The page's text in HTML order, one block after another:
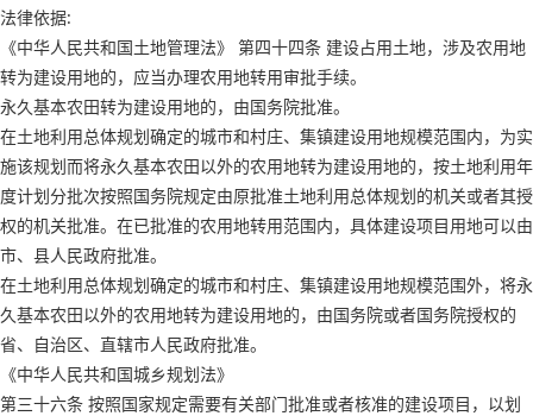
法律依据:
《中华人民共和国土地管理法》 第四十四条 建设占用土地，涉及农用地
转为建设用地的，应当办理农用地转用审批手续。
永久基本农田转为建设用地的，由国务院批准。
在土地利用总体规划确定的城市和村庄、集镇建设用地规模范围内，为实
施该规划而将永久基本农田以外的农用地转为建设用地的，按土地利用年
度计划分批次按照国务院规定由原批准土地利用总体规划的机关或者其授
权的机关批准。在已批准的农用地转用范围内，具体建设项目用地可以由
市、县人民政府批准。
在土地利用总体规划确定的城市和村庄、集镇建设用地规模范围外，将永
久基本农田以外的农用地转为建设用地的，由国务院或者国务院授权的
省、自治区、直辖市人民政府批准。
《中华人民共和国城乡规划法》
第三十六条 按照国家规定需要有关部门批准或者核准的建设项目，以划